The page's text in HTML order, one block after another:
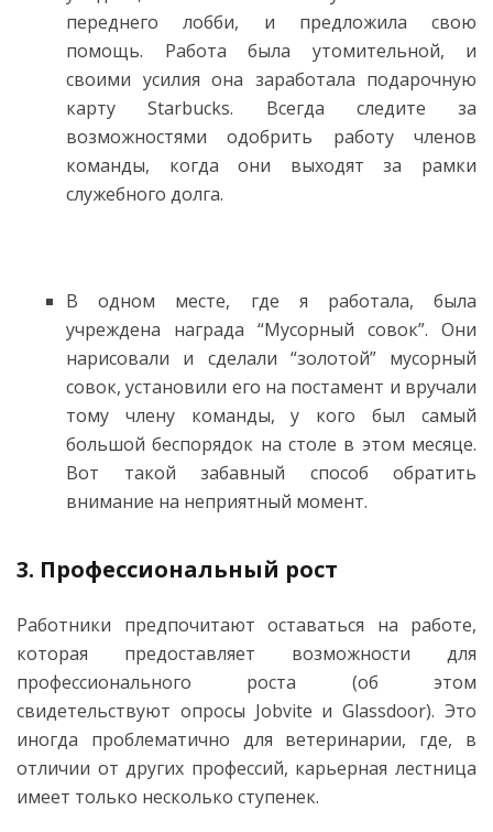
переднего лобби, и предложила свою
помощь. Работа была утомительной, и
своими усилия она заработала подарочную
карту Starbucks. Всегда следите за
возможностями одобрить работу членов
команды, когда они выходят за рамки
служебного долга.
В одном месте, где я работала, была
учреждена награда “Мусорный совок”. Они
нарисовали и сделали “золотой” мусорный
совок, установили его на постамент и вручали
тому члену команды, у кого был самый
большой беспорядок на столе в этом месяце.
Вот такой забавный способ обратить
внимание на неприятный момент.
3. Профессиональный рост
Работники предпочитают оставаться на работе,
которая предоставляет возможности для
профессионального роста (об этом
свидетельствуют опросы Jobvite и Glassdoor). Это
иногда проблематично для ветеринарии, где, в
отличии от других профессий, карьерная лестница
имеет только несколько ступенек.